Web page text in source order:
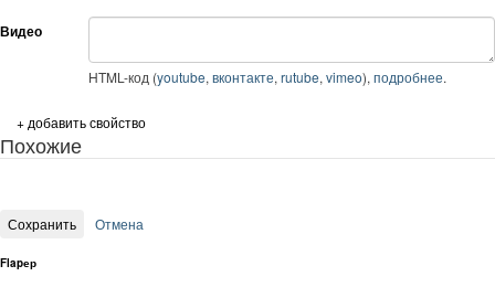
Видео
HTML-код (youtube, вконтакте, rutube, vimeo), подробнее.
+ добавить свойство
Похожие
Flapер